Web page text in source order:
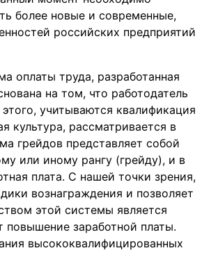
более новые и современные,
российских предприятий
оплаты труда, разработанная
на том, что работодатель
учитываются квалификация
культура, рассматривается в
грейдов представляет собой
или иному рангу (грейду), и в
плата. С нашей точки зрения,
вознаграждения и позволяет
этой системы является
повышение заработной платы.
высококвалифицированных